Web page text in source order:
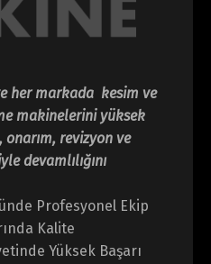
her markada kesim ve
makinelerini yüksek
revizyon ve
devamlılığını
Profesyonel Ekip
Kalite
Yüksek Başarı